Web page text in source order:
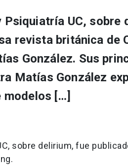
UC, sobre
revista británica de
González. Sus
Matías González
modelos […]
sobre delirium, fue